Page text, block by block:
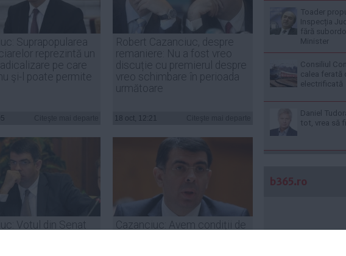
Suprapopularea
reprezintă un
pe care
şi-l poate permite
Robert Cazanciuc, despre
remaniere: Nu a fost vreo
discuție cu premierul despre
vreo schimbare în perioada
următoare
18 oct, 12:21
Votul din Senat
Cazanciuc: Avem condiții de
Toader
Inspecția
fără
Minister
Consiliul
calea ferată
electrificată
Daniel
tot, vrea să
b365.ro